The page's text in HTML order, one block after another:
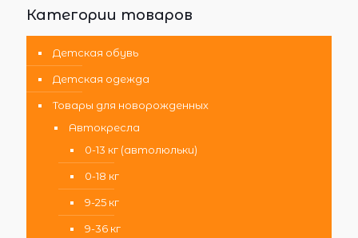
Категории товаров
Детская обувь
Детская одежда
Товары для новорожденных
Автокресла
0-13 кг (автолюльки)
0-18 кг
9-25 кг
9-36 кг